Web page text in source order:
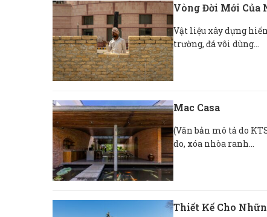
Vòng Đời Mới Của
Vật liệu xây dựng
trường, đá vôi dùng...
Mac Casa
(Văn bản mô tả do
do, xóa nhòa ranh...
Thiết Kế Cho